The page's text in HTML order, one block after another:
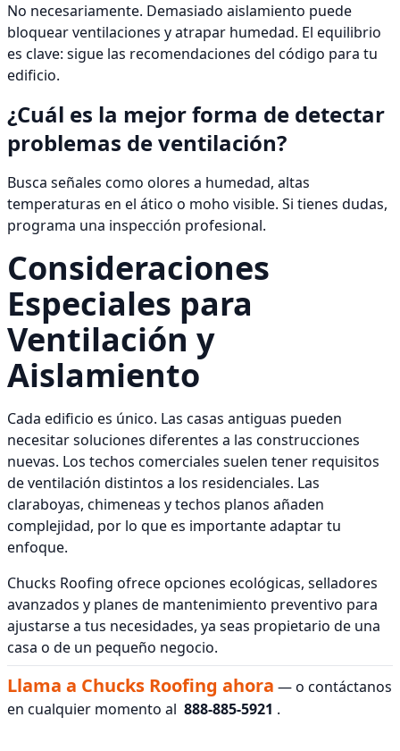
No necesariamente. Demasiado aislamiento puede
bloquear ventilaciones y atrapar humedad. El equilibrio
es clave: sigue las recomendaciones del código para tu
edificio.
¿Cuál es la mejor forma de detectar
problemas de ventilación?
Busca señales como olores a humedad, altas
temperaturas en el ático o moho visible. Si tienes dudas,
programa una inspección profesional.
Consideraciones
Especiales para
Ventilación y
Aislamiento
Cada edificio es único. Las casas antiguas pueden
necesitar soluciones diferentes a las construcciones
nuevas. Los techos comerciales suelen tener requisitos
de ventilación distintos a los residenciales. Las
claraboyas, chimeneas y techos planos añaden
complejidad, por lo que es importante adaptar tu
enfoque.
Chucks Roofing ofrece opciones ecológicas, selladores
avanzados y planes de mantenimiento preventivo para
ajustarse a tus necesidades, ya seas propietario de una
casa o de un pequeño negocio.
Llama a Chucks Roofing ahora — o contáctanos
en cualquier momento al 888-885-5921 .